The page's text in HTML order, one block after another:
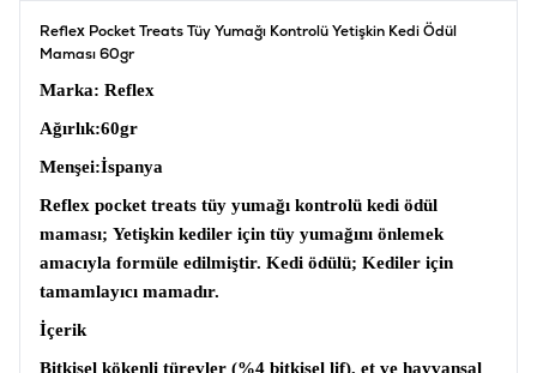
Reflex Pocket Treats Tüy Yumağı Kontrolü Yetişkin Kedi Ödül
Maması 60gr
Marka: Reflex
Ağırlık:60gr
Menşei:İspanya
Reflex pocket treats tüy yumağı kontrolü kedi ödül
maması; Yetişkin kediler için tüy yumağını önlemek
amacıyla formüle edilmiştir. Kedi ödülü; Kediler için
tamamlayıcı mamadır.
İçerik
Bitkisel kökenli türevler (%4 bitkisel lif), et ve hayvansal